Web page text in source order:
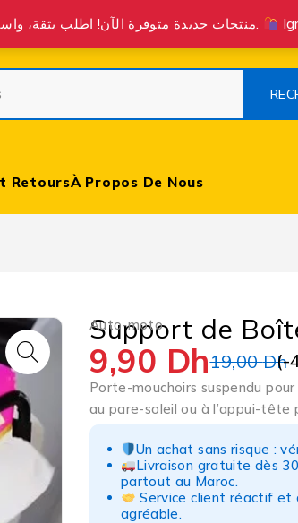
منتجات جديدة متوفرة الآن! اطلب بثقة، واستمتع بتجربة تسوق ممتازة مع خدمة عملاء متميزة.
RetoursÀ Propos De Nous
Auto-moto
Support de
19,00Dh
9,90 Dh (-
Porte-mouchoirs suspendu
au pare-soleil ou à l’appui-tête
Un achat sans risque :
Livraison gratuite dès
partout au Maroc.
Service client réactif et
agréable.